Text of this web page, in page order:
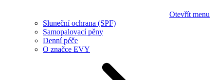
Otevřít menu
Sluneční ochrana (SPF)
Samopalovací pěny
Denní péče
O značce EVY